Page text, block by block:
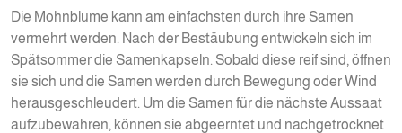
Die Mohnblume kann am einfachsten durch ihre Samen
vermehrt werden. Nach der Bestäubung entwickeln sich im
Spätsommer die Samenkapseln. Sobald diese reif sind, öffnen
sie sich und die Samen werden durch Bewegung oder Wind
herausgeschleudert. Um die Samen für die nächste Aussaat
aufzubewahren, können sie abgeerntet und nachgetrocknet